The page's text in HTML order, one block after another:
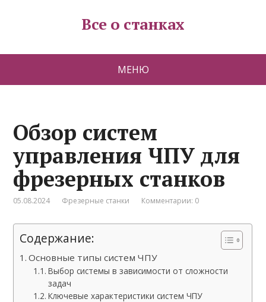
Все о станках
МЕНЮ
Обзор систем
управления ЧПУ для
фрезерных станков
05.08.2024 Фрезерные станки Комментарии: 0
Содержание:
Основные типы систем ЧПУ
Выбор системы в зависимости от сложности
задач
Ключевые характеристики систем ЧПУ